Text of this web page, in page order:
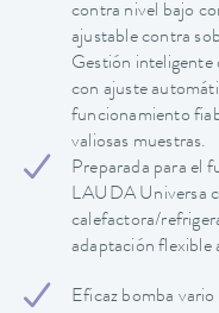
contra nivel bajo
ajustable contra
Gestión inteligente
con ajuste
funcionamiento
valiosas muestras.
Preparada para el
LAUDA Universa
calefactora/
adaptación flexible
Eficaz bomba vario